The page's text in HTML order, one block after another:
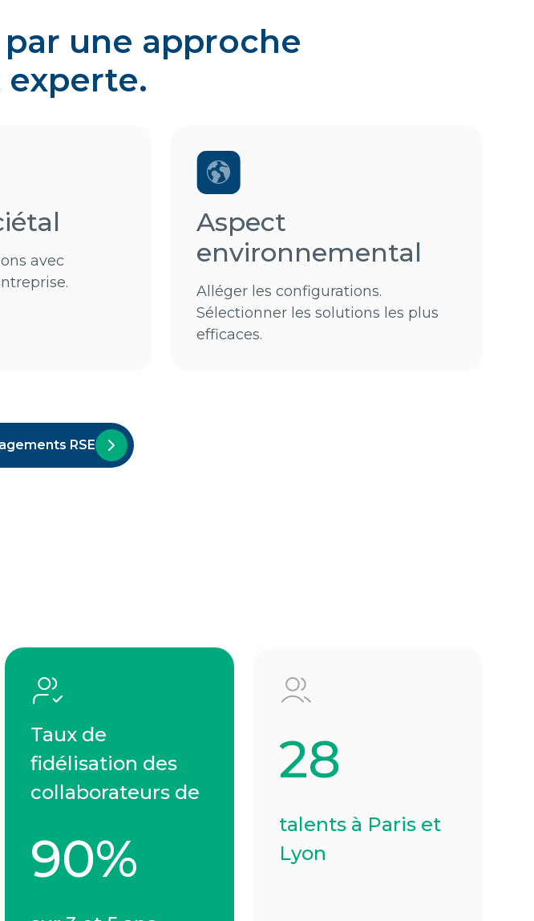
une approche
avec
Aspect
environnemental
Alléger les configurations.
Sélectionner les solutions les plus
efficaces.
RSE
Taux de
fidélisation des
collaborateurs de
90%
28
talents à Paris et
Lyon